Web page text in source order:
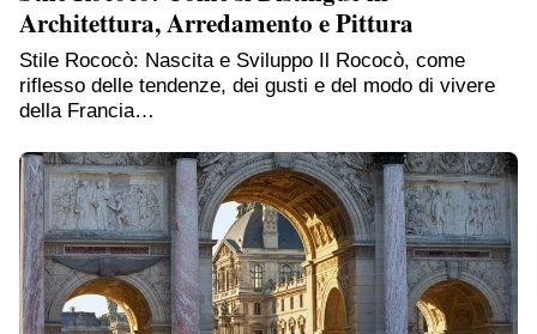
Architettura, Arredamento e Pittura
Stile Rococò: Nascita e Sviluppo Il Rococò, come
riflesso delle tendenze, dei gusti e del modo di vivere
della Francia…